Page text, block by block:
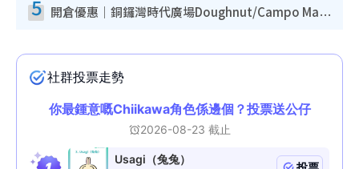
5 開倉優惠｜銅鑼灣時代廣場Doughnut/Campo Marzio開倉低至1折！背囊、書包、手袋劈價$200起